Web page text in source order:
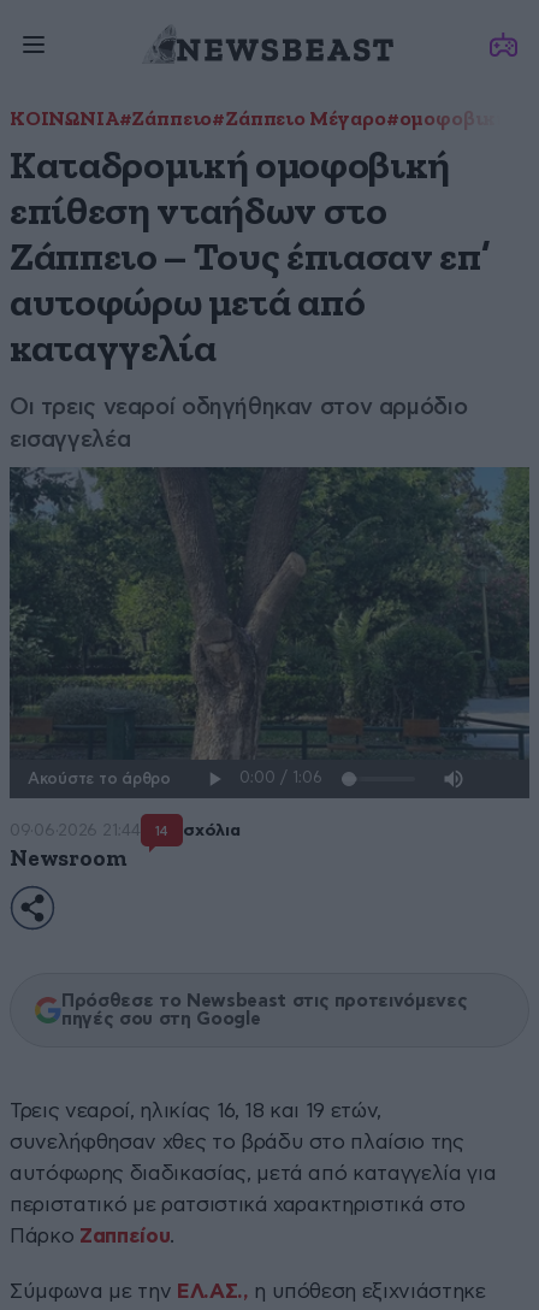
ΚΟΙΝΩΝΙΑ#Ζάππειο#Ζάππειο Μέγαρο#ομοφοβική
Καταδρομική ομοφοβική
επίθεση νταήδων στο
Ζάππειο – Τους έπιασαν επ’
αυτοφώρω μετά από
καταγγελία
Οι τρεις νεαροί οδηγήθηκαν στον αρμόδιο
εισαγγελέα
Ακούστε το άρθρο
09·06·2026 21:44 14 σχόλια
Newsroom
Πρόσθεσε το Newsbeast στις προτεινόμενες
πηγές σου στη Google
Τρεις νεαροί, ηλικίας 16, 18 και 19 ετών,
συνελήφθησαν χθες το βράδυ στο πλαίσιο της
αυτόφωρης διαδικασίας, μετά από καταγγελία για
περιστατικό με ρατσιστικά χαρακτηριστικά στο
Πάρκο Ζαππείου.
Σύμφωνα με την ΕΛ.ΑΣ., η υπόθεση εξιχνιάστηκε